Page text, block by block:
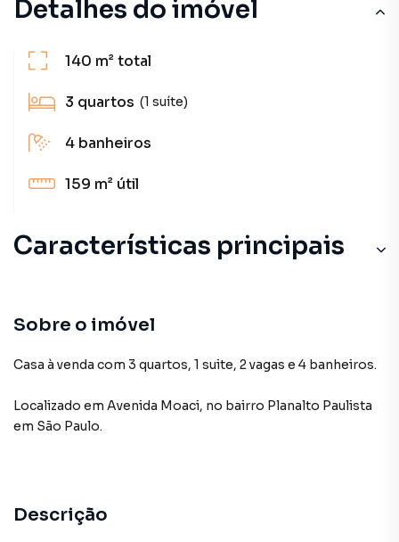
Detalhes do imóvel
140 m²total
3 quartos (1 suíte)
4 banheiros
159 m² útil
Características principais
Sobre o imóvel
Casa à venda com 3 quartos, 1 suite, 2 vagas e 4 banheiros.
Localizado em Avenida Moaci, no bairro Planalto Paulista
em São Paulo.
Descrição